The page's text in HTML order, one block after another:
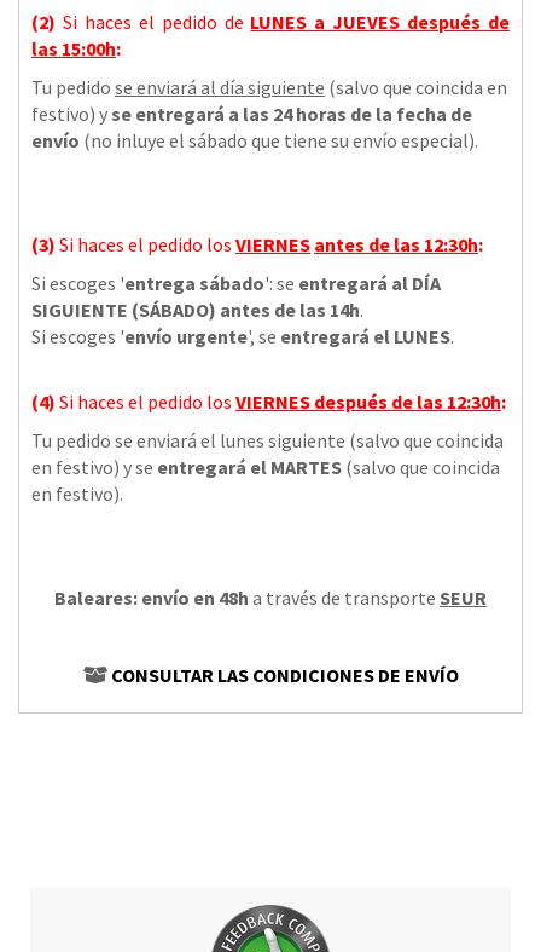
(2) Si haces el pedido de LUNES a JUEVES después de
las 15:00h:
Tu pedido se enviará al día siguiente (salvo que coincida en
festivo) yse entregará a las 24 horas de la fecha de
envío (no inluye el sábado que tiene su envío especial).
(3) Si haces el pedido los VIERNES antes de las 12:30h:
Si escoges 'entrega sábado': se entregará al DÍA
SIGUIENTE (SÁBADO) antes de las 14h.
Si escoges 'envío urgente', se entregará el LUNES.
(4) Si haces el pedido los VIERNES después de las 12:30h:
Tu pedido se enviará el lunes siguiente (salvo que coincida
en festivo) y se entregará el MARTES (salvo que coincida
en festivo).
Baleares: envío en 48h a través de transporte SEUR
CONSULTAR LAS CONDICIONES DE ENVÍO